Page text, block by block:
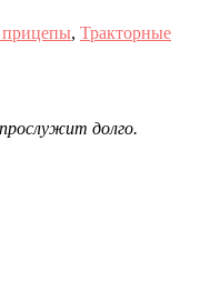
прицепы, Тракторные
долго.